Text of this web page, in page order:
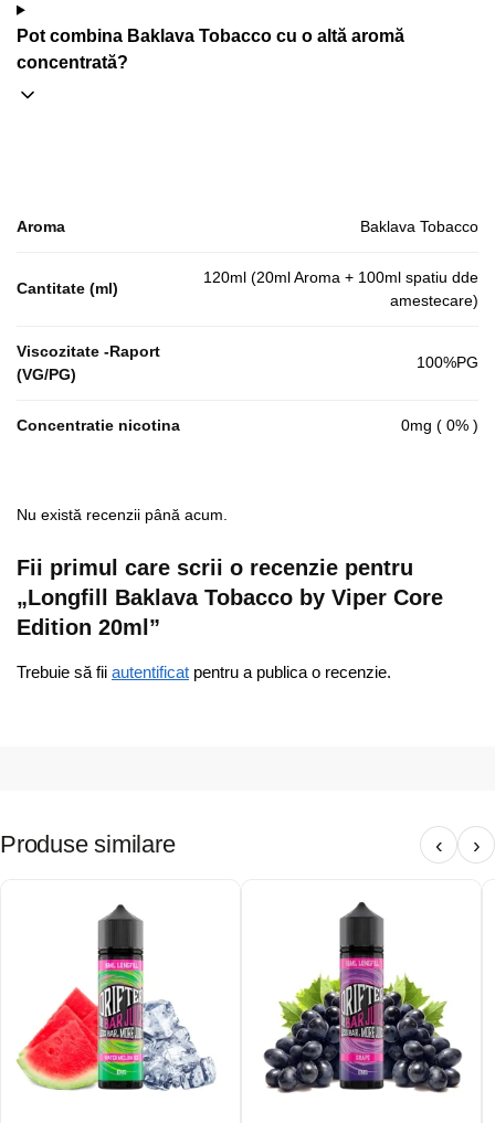
Pot combina Baklava Tobacco cu o altă aromă
concentrată?
Aroma Baklava Tobacco
Cantitate (ml)
120ml (20ml Aroma + 100ml spatiu dde
amestecare)
Viscozitate -Raport
(VG/PG)
100%PG
Concentratie nicotina 0mg ( 0% )
Nu există recenzii până acum.
Fii primul care scrii o recenzie pentru
„Longfill Baklava Tobacco by Viper Core
Edition 20ml”
Trebuie să fii autentificat pentru a publica o recenzie.
Produse similare ‹ ›